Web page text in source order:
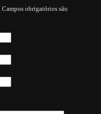
Campos obrigatórios são